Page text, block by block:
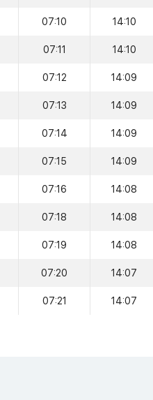
07:10 14:10
07:11 14:10
07:12 14:09
07:13 14:09
07:14 14:09
07:15 14:09
07:16 14:08
07:18 14:08
07:19 14:08
07:20 14:07
07:21 14:07